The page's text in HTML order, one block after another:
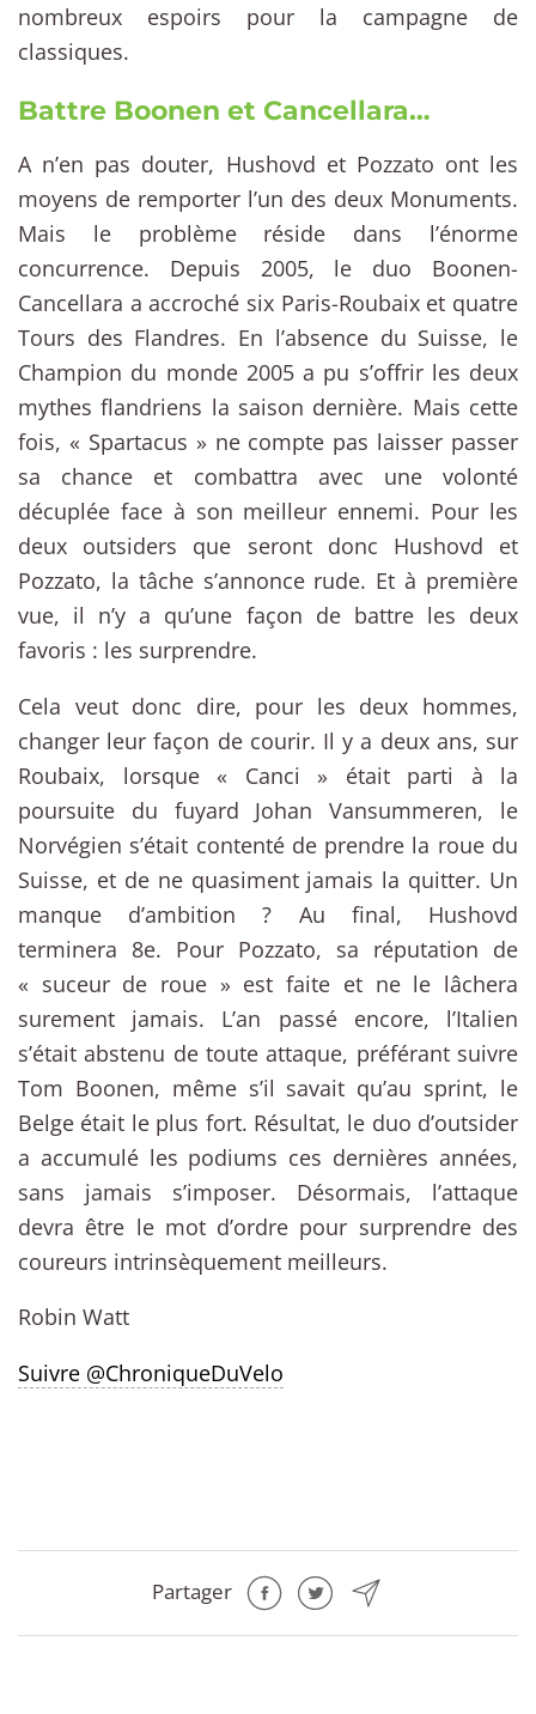
nombreux espoirs pour la campagne de
classiques.
Battre Boonen et Cancellara…
A n’en pas douter, Hushovd et Pozzato ont les
moyens de remporter l’un des deux Monuments.
Mais le problème réside dans l’énorme
concurrence. Depuis 2005, le duo Boonen-
Cancellara a accroché six Paris-Roubaix et quatre
Tours des Flandres. En l’absence du Suisse, le
Champion du monde 2005 a pu s’offrir les deux
mythes flandriens la saison dernière. Mais cette
fois, « Spartacus » ne compte pas laisser passer
sa chance et combattra avec une volonté
décuplée face à son meilleur ennemi. Pour les
deux outsiders que seront donc Hushovd et
Pozzato, la tâche s’annonce rude. Et à première
vue, il n’y a qu’une façon de battre les deux
favoris : les surprendre.
Cela veut donc dire, pour les deux hommes,
changer leur façon de courir. Il y a deux ans, sur
Roubaix, lorsque « Canci » était parti à la
poursuite du fuyard Johan Vansummeren, le
Norvégien s’était contenté de prendre la roue du
Suisse, et de ne quasiment jamais la quitter. Un
manque d’ambition ? Au final, Hushovd
terminera 8e. Pour Pozzato, sa réputation de
« suceur de roue » est faite et ne le lâchera
surement jamais. L’an passé encore, l’Italien
s’était abstenu de toute attaque, préférant suivre
Tom Boonen, même s’il savait qu’au sprint, le
Belge était le plus fort. Résultat, le duo d’outsider
a accumulé les podiums ces dernières années,
sans jamais s’imposer. Désormais, l’attaque
devra être le mot d’ordre pour surprendre des
coureurs intrinsèquement meilleurs.
Robin Watt
Suivre @ChroniqueDuVelo
Partager